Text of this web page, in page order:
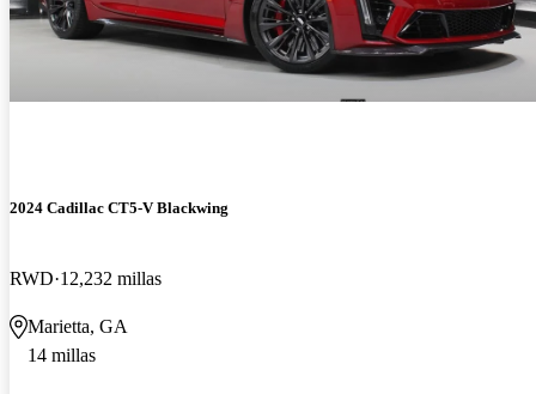
2024 Cadillac CT5-V Blackwing
RWD 12,232 millas
Marietta, GA
14 millas